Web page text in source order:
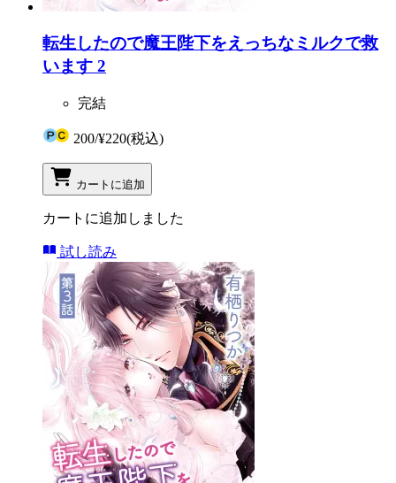
転生したので魔王陛下をえっちなミルクで救
います 2
完結
200/¥220(税込)
カートに追加
カートに追加しました
試し読み